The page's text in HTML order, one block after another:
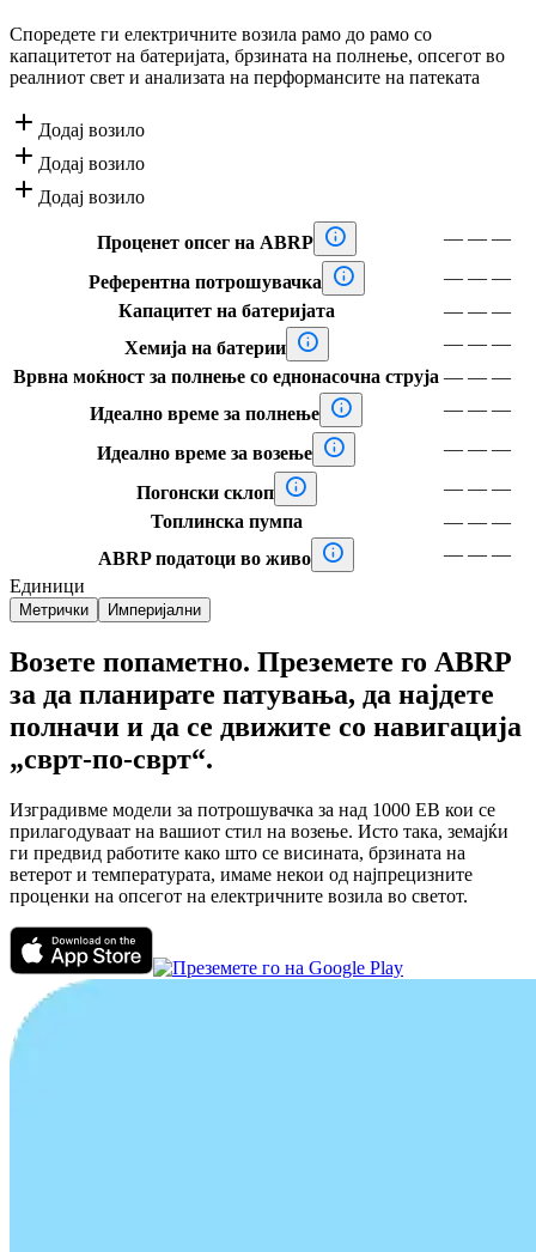
Споредете ги електричните возила рамо до рамо со
капацитетот на батеријата, брзината на полнење, опсегот во
реалниот свет и анализата на перформансите на патеката
 Додај возило
 Додај возило
 Додај возило
Проценет опсег на ABRP  — — —
Референтна потрошувачка  — — —
Капацитет на батеријата
— — —
Хемија на батерии
 — — —
Врвна моќност за полнење со еднонасочна струја — — —
Идеално време за полнење  — — —
Идеално време за возење  — — —
Погонски склоп  — — —
Топлинска пумпа
— — —
ABRP податоци во живо  — — —
Единици
Метрички Империјални
Возете попаметно. Преземете го ABRP
за да планирате патувања, да најдете
полначи и да се движите со навигација
„сврт-по-сврт“.
Изградивме модели за потрошувачка за над 1000 ЕВ кои се
прилагодуваат на вашиот стил на возење. Исто така, земајќи
ги предвид работите како што се висината, брзината на
ветерот и температурата, имаме некои од најпрецизните
проценки на опсегот на електричните возила во светот.